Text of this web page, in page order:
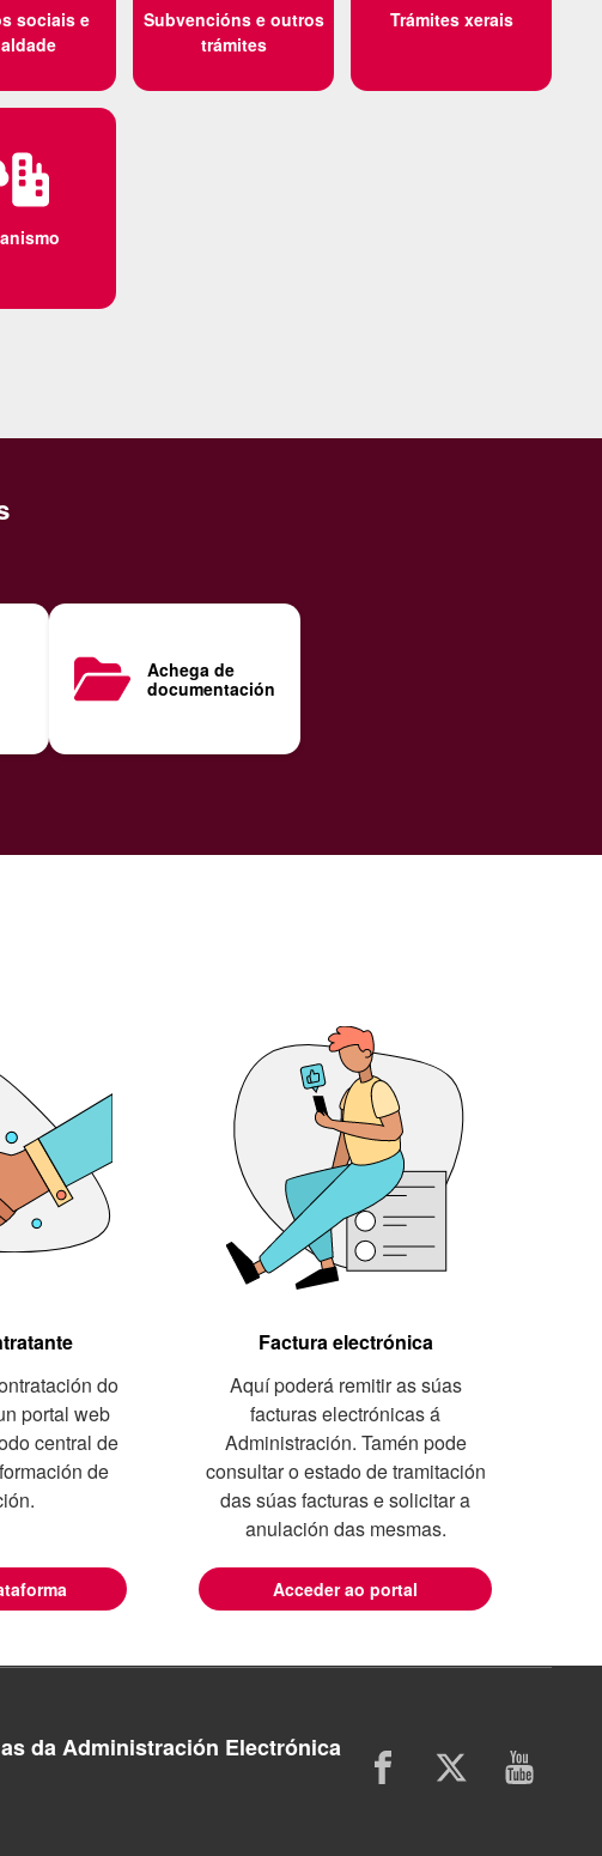
sociais e
Subvencións e outros
trámites
Trámites xerais
Achega de
documentación
do
portal web
central de
de
Factura electrónica
Aquí poderá remitir as súas
facturas electrónicas á
Administración. Tamén pode
consultar o estado de tramitación
das súas facturas e solicitar a
anulación das mesmas.
Acceder ao portal
da Administración Electrónica